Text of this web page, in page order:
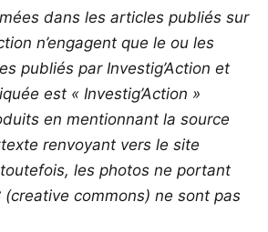
dans les articles publiés sur
n’engagent que le ou les
publiés par Investig’Action et
est « Investig’Action »
en mentionnant la source
renvoyant vers le site
les photos ne portant
(creative commons) ne sont pas